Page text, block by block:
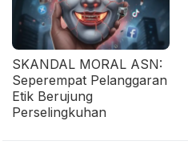
SKANDAL MORAL ASN:
Seperempat Pelanggaran
Etik Berujung
Perselingkuhan